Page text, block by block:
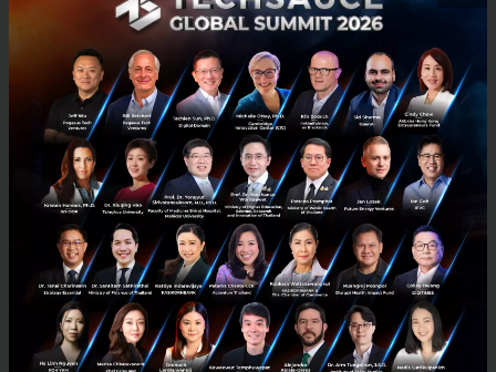
4. Global Exposure: การขยายสู่ระดับโลก
หลังจากสินค้าเริ่มเป็นที่รู้จัก ขั้นตอนต่อไปคือการขยายไป
สู่แพลตฟอร์มและความร่วมมือใหม่ ๆ โครงการแมวโคราช
ถูกนำไปต่อยอดเป็น
Art Toy
การคอลแลบกับแบรนด์ต่าง ๆ
การทำอนิเมชัน
การร่วมมือกับศิลปินระดับนานาชาติ